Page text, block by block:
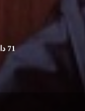
71 دانشجو الازهر مصر به اتهام پیوستن به اخوان المسلمین محاکمه شدند